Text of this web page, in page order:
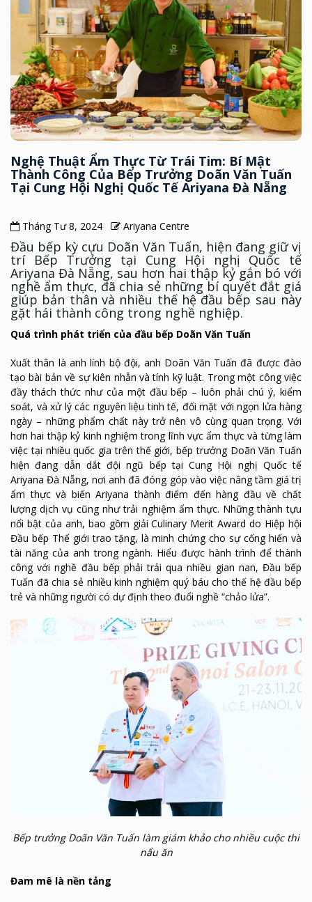
Nghệ Thuật Ẩm Thực Từ Trái Tim: Bí Mật
Thành Công Của Bếp Trưởng Doãn Văn Tuấn
Tại Cung Hội Nghị Quốc Tế Ariyana Đà Nẵng
Tháng Tư 8, 2024 Ariyana Centre
Đầu bếp kỳ cựu Doãn Văn Tuấn, hiện đang giữ vị
trí Bếp Trưởng tại Cung Hội nghị Quốc tế
Ariyana Đà Nẵng, sau hơn hai thập kỷ gắn bó với
nghề ẩm thực, đã chia sẻ những bí quyết đắt giá
giúp bản thân và nhiều thế hệ đầu bếp sau này
gặt hái thành công trong nghề nghiệp.
Quá trình phát triển của đầu bếp Doãn Văn Tuấn
Xuất thân là anh lính bộ đội, anh Doãn Văn Tuấn đã được đào
tạo bài bản về sự kiên nhẫn và tính kỹ luật. Trong một công việc
đầy thách thức như của một đầu bếp – luôn phải chú ý, kiểm
soát, và xử lý các nguyên liệu tinh tế, đối mặt với ngọn lửa hàng
ngày – những phẩm chất này trở nên vô cùng quan trọng. Với
hơn hai thập kỷ kinh nghiệm trong lĩnh vực ẩm thực và từng làm
việc tại nhiều quốc gia trên thế giới, bếp trưởng Doãn Văn Tuấn
hiện đang dẫn dắt đội ngũ bếp tại Cung Hội nghị Quốc tế
Ariyana Đà Nẵng, nơi anh đã đóng góp vào việc nâng tầm giá trị
ẩm thực và biến Ariyana thành điểm đến hàng đầu về chất
lượng dịch vụ cũng như trải nghiệm ẩm thực. Những thành tựu
nổi bật của anh, bao gồm giải Culinary Merit Award do Hiệp hội
Đầu bếp Thế giới trao tặng, là minh chứng cho sự cống hiến và
tài năng của anh trong ngành. Hiểu được hành trình để thành
công với nghề đầu bếp phải trải qua nhiều gian nan, Đầu bếp
Tuấn đã chia sẻ nhiều kinh nghiệm quý báu cho thế hệ đầu bếp
trẻ và những người có dự định theo đuổi nghề “chảo lửa”.
Bếp trưởng Doãn Văn Tuấn làm giám khảo cho nhiều cuộc thi
nấu ăn
Đam mê là nền tảng